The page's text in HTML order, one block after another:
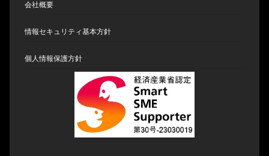
会社概要
情報セキュリティ基本方針
個人情報保護方針